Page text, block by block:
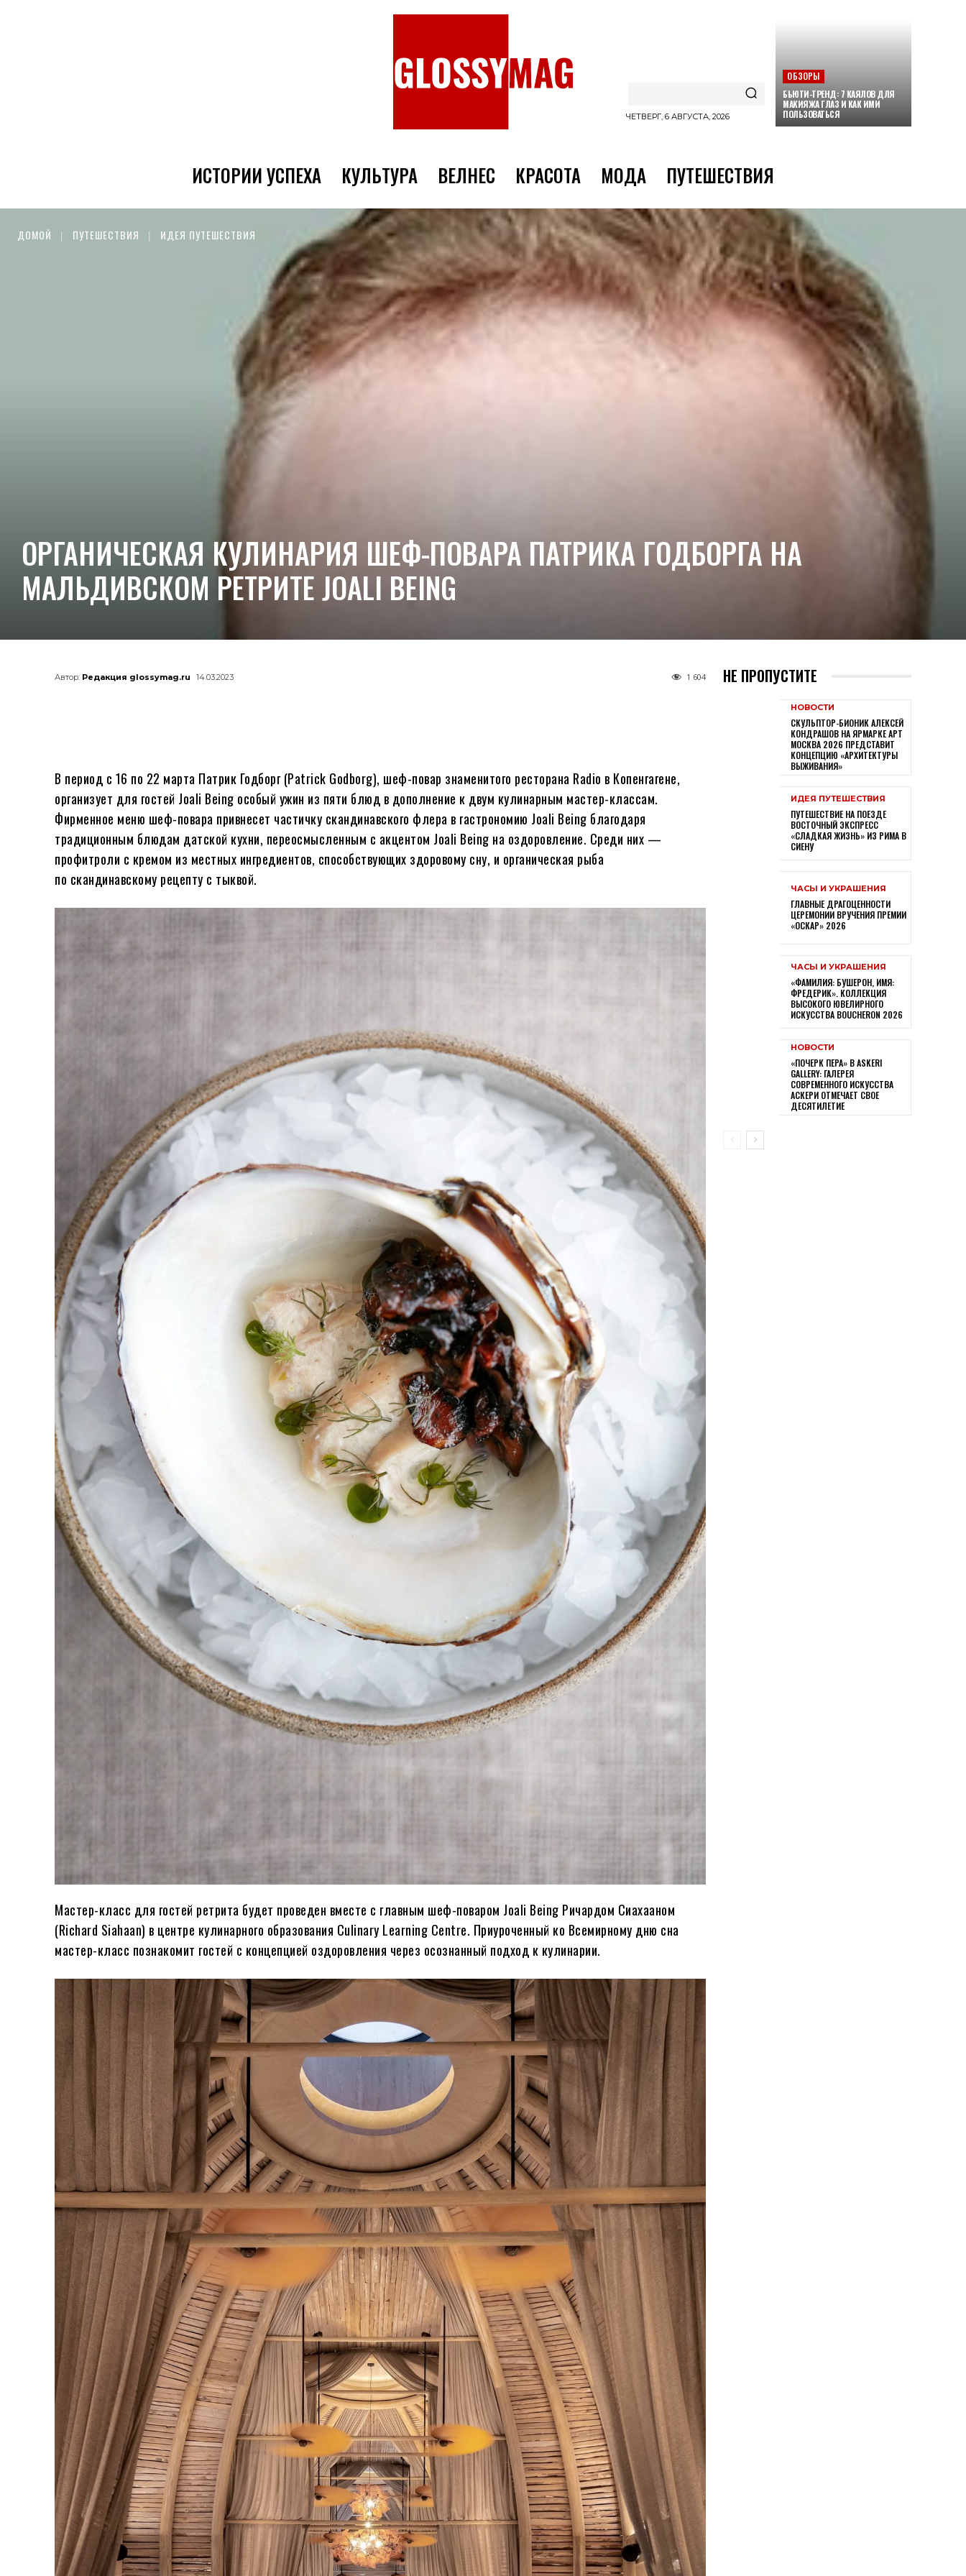
ЧЕТВЕРГ, 6 АВГУСТА, 2026
ОБЗОРЫ
БЬЮТИ-ТРЕНД: 7 КАЯЛОВ ДЛЯ
МАКИЯЖА ГЛАЗ И КАК ИМИ
ПОЛЬЗОВАТЬСЯ
ИСТОРИИ УСПЕХА КУЛЬТУРА ВЕЛНЕС КРАСОТА МОДА ПУТЕШЕСТВИЯ
ДОМОЙ ПУТЕШЕСТВИЯ ИДЕЯ ПУТЕШЕСТВИЯ
ОРГАНИЧЕСКАЯ КУЛИНАРИЯ ШЕФ-ПОВАРА ПАТРИКА ГОДБОРГА НА
МАЛЬДИВСКОМ РЕТРИТЕ JOALI BEING
Автор: Редакция glossymag.ru 14.03.2023 1 604
В период с 16 по 22 марта Патрик Годборг (Patrick Godborg), шеф-повар знаменитого ресторана Radio в Копенгагене,
организует для гостей Joali Being особый ужин из пяти блюд в дополнение к двум кулинарным мастер-классам.
Фирменное меню шеф-повара привнесет частичку скандинавского флера в гастрономию Joali Being благодаря
традиционным блюдам датской кухни, переосмысленным с акцентом Joali Being на оздоровление. Среди них —
профитроли с кремом из местных ингредиентов, способствующих здоровому сну, и органическая рыба
по скандинавскому рецепту с тыквой.
Мастер-класс для гостей ретрита будет проведен вместе с главным шеф-поваром Joali Being Ричардом Сиахааном
(Richard Siahaan) в центре кулинарного образования Culinary Learning Centre. Приуроченный ко Всемирному дню сна
мастер-класс познакомит гостей с концепцией оздоровления через осознанный подход к кулинарии.
НЕ ПРОПУСТИТЕ
НОВОСТИ
СКУЛЬПТОР-БИОНИК АЛЕКСЕЙ
КОНДРАШОВ НА ЯРМАРКЕ АРТ
МОСКВА 2026 ПРЕДСТАВИТ
КОНЦЕПЦИЮ «АРХИТЕКТУРЫ
ВЫЖИВАНИЯ»
ИДЕЯ ПУТЕШЕСТВИЯ
ПУТЕШЕСТВИЕ НА ПОЕЗДЕ
ВОСТОЧНЫЙ ЭКСПРЕСС
«СЛАДКАЯ ЖИЗНЬ» ИЗ РИМА В
СИЕНУ
ЧАСЫ И УКРАШЕНИЯ
ГЛАВНЫЕ ДРАГОЦЕННОСТИ
ЦЕРЕМОНИИ ВРУЧЕНИЯ ПРЕМИИ
«ОСКАР» 2026
ЧАСЫ И УКРАШЕНИЯ
«ФАМИЛИЯ: БУШЕРОН, ИМЯ:
ФРЕДЕРИК». КОЛЛЕКЦИЯ
ВЫСОКОГО ЮВЕЛИРНОГО
ИСКУССТВА BOUCHERON 2026
НОВОСТИ
«ПОЧЕРК ПЕРА» В ASKERI
GALLERY: ГАЛЕРЕЯ
СОВРЕМЕННОГО ИСКУССТВА
АСКЕРИ ОТМЕЧАЕТ СВОЕ
ДЕСЯТИЛЕТИЕ